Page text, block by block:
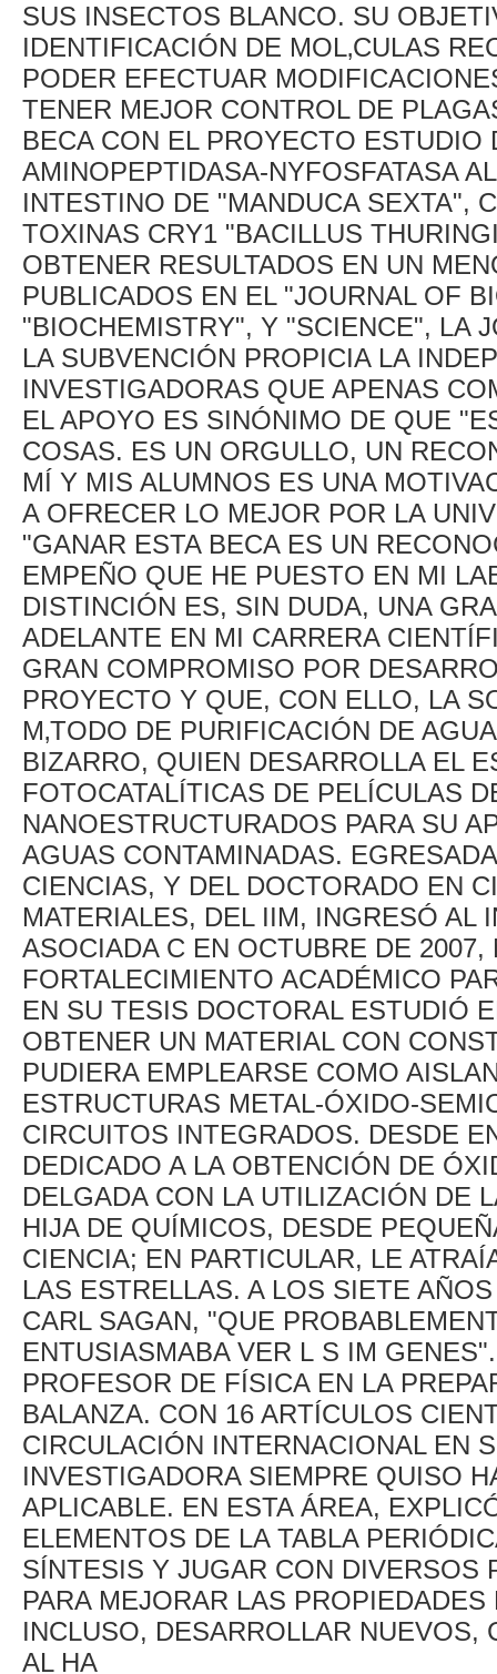
SUS INSECTOS BLANCO. SU
IDENTIFICACIÓN DE MOL‚CULAS
PODER EFECTUAR
TENER MEJOR CONTROL DE
BECA CON EL PROYECTO ESTUDIO
AMINOPEPTIDASA-NYFOSFATASA
INTESTINO DE "MANDUCA SEXTA",
TOXINAS CRY1 "BACILLUS
OBTENER RESULTADOS EN UN
PUBLICADOS EN EL "JOURNAL OF
"BIOCHEMISTRY", Y "SCIENCE", LA
LA SUBVENCIÓN PROPICIA LA
INVESTIGADORAS QUE APENAS
EL APOYO ES SINÓNIMO DE QUE
COSAS. ES UN ORGULLO, UN
MÍ Y MIS ALUMNOS ES UNA
A OFRECER LO MEJOR POR LA
"GANAR ESTA BECA ES UN
EMPEÑO QUE HE PUESTO EN MI
DISTINCIÓN ES, SIN DUDA, UNA
ADELANTE EN MI CARRERA
GRAN COMPROMISO POR
PROYECTO Y QUE, CON ELLO, LA
M‚TODO DE PURIFICACIÓN DE
BIZARRO, QUIEN DESARROLLA EL
FOTOCATALÍTICAS DE PELÍCULAS
NANOESTRUCTURADOS PARA SU
AGUAS CONTAMINADAS.
CIENCIAS, Y DEL DOCTORADO EN
MATERIALES, DEL IIM, INGRESÓ AL
ASOCIADA C EN OCTUBRE DE
FORTALECIMIENTO ACADÉMICO
EN SU TESIS DOCTORAL ESTUDIÓ
OBTENER UN MATERIAL CON
PUDIERA EMPLEARSE COMO
ESTRUCTURAS METAL-ÓXIDO-
CIRCUITOS INTEGRADOS. DESDE
DEDICADO A LA OBTENCIÓN DE
DELGADA CON LA UTILIZACIÓN DE
HIJA DE QUÍMICOS, DESDE
CIENCIA; EN PARTICULAR, LE
LAS ESTRELLAS. A LOS SIETE
CARL SAGAN, "QUE
ENTUSIASMABA VER L S IM
PROFESOR DE FÍSICA EN LA
BALANZA. CON 16 ARTÍCULOS
CIRCULACIÓN INTERNACIONAL EN
INVESTIGADORA SIEMPRE QUISO
APLICABLE. EN ESTA ÁREA,
ELEMENTOS DE LA TABLA
SÍNTESIS Y JUGAR CON DIVERSOS
PARA MEJORAR LAS
INCLUSO, DESARROLLAR NUEVOS,
AL HA